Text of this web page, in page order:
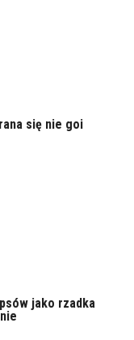
się nie goi
jako rzadka